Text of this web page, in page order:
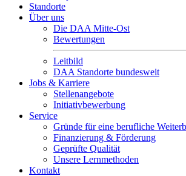
Standorte
Über uns
Die DAA Mitte-Ost
Bewertungen
Leitbild
DAA Standorte bundesweit
Jobs & Karriere
Stellenangebote
Initiativbewerbung
Service
Gründe für eine berufliche
Finanzierung & Förderung
Geprüfte Qualität
Unsere Lernmethoden
Kontakt